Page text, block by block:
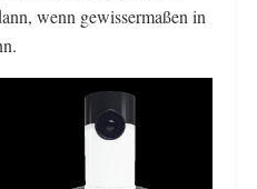
wenn gewissermaßen in